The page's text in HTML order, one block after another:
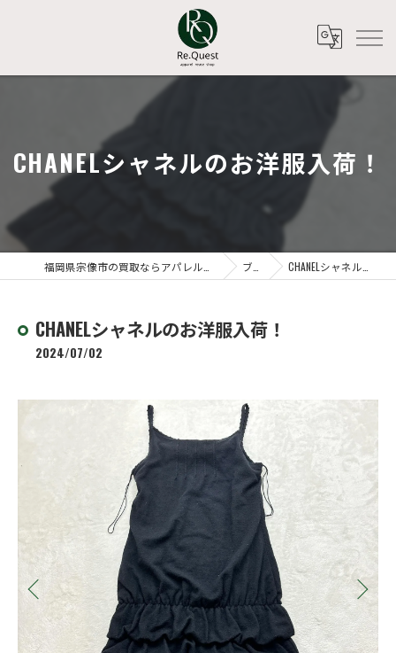
CHANELシャネルのお洋服入荷！
ブログ CHANELシャネルのお洋服入荷！
CHANELシャネルのお洋服入荷！
2024/07/02